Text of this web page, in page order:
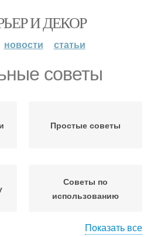
И ДЕКОР
новости статьи
советы
Простые советы
Советы по
использованию
Показать все